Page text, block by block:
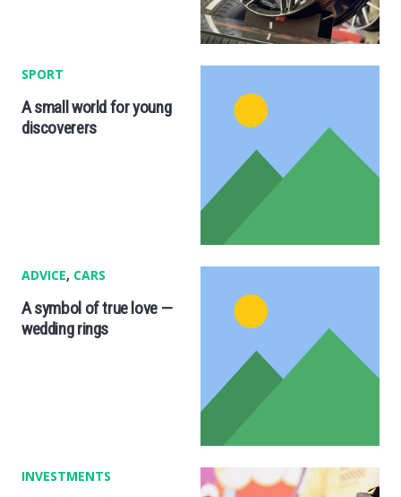
SPORT
A small world for young
discoverers
ADVICE, CARS
A symbol of true love —
wedding rings
INVESTMENTS